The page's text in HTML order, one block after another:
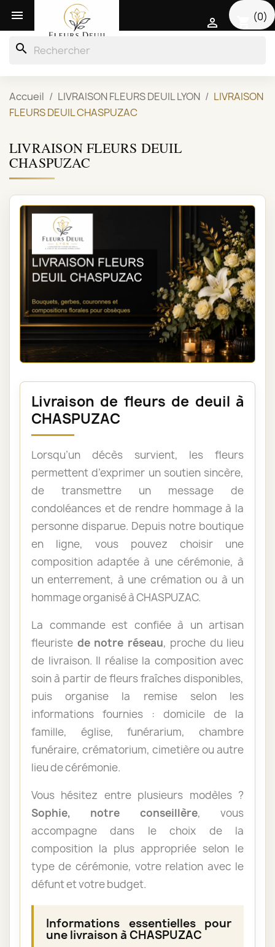
 (0)

search
Accueil LIVRAISON FLEURS DEUIL LYON
LIVRAISON
FLEURS DEUIL CHASPUZAC
LIVRAISON FLEURS DEUIL
CHASPUZAC
Livraison de fleurs de deuil à
CHASPUZAC
Lorsqu’un décès survient, les fleurs
permettent d’exprimer un soutien sincère,
de transmettre un message de
condoléances et de rendre hommage à la
personne disparue. Depuis notre boutique
en ligne, vous pouvez choisir une
composition adaptée à une cérémonie, à
un enterrement, à une crémation ou à un
hommage organisé à CHASPUZAC.
La commande est confiée à un artisan
fleuriste de notre réseau, proche du lieu
de livraison. Il réalise la composition avec
soin à partir de fleurs fraîches disponibles,
puis organise la remise selon les
informations fournies : domicile de la
famille, église, funérarium, chambre
funéraire, crématorium, cimetière ou autre
lieu de cérémonie.
Vous hésitez entre plusieurs modèles ?
Sophie, notre conseillère, vous
accompagne dans le choix de la
composition la plus appropriée selon le
type de cérémonie, votre relation avec le
défunt et votre budget.
Informations essentielles pour
une livraison à CHASPUZAC